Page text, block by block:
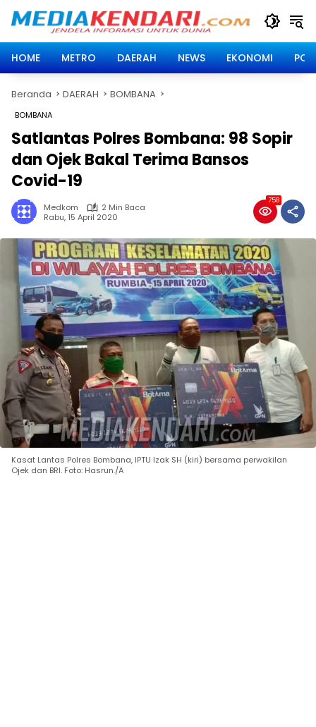
HOME
METRO DAERAH NEWS EKONOMI
Beranda DAERAH BOMBANA
BOMBANA
Satlantas Polres Bombana: 98 Sopir
dan Ojek Bakal Terima Bansos
Covid-19
Medkom
2 Min Baca
Rabu, 15 April 2020
758
Kasat Lantas Polres Bombana, IPTU Izak SH (kiri) bersama perwakilan
Ojek dan BRI. Foto: Hasrun./A